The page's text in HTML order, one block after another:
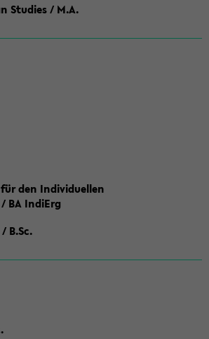
Studies / M.A.
den Individuellen
BA IndiErg
B.Sc.